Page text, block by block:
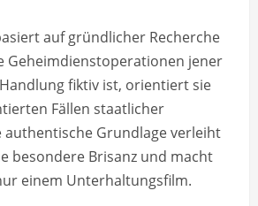
auf gründlicher Recherche
Geheimdienstoperationen jener
fiktiv ist, orientiert sie
Fällen staatlicher
authentische Grundlage verleiht
besondere Brisanz und macht
einem Unterhaltungsfilm.